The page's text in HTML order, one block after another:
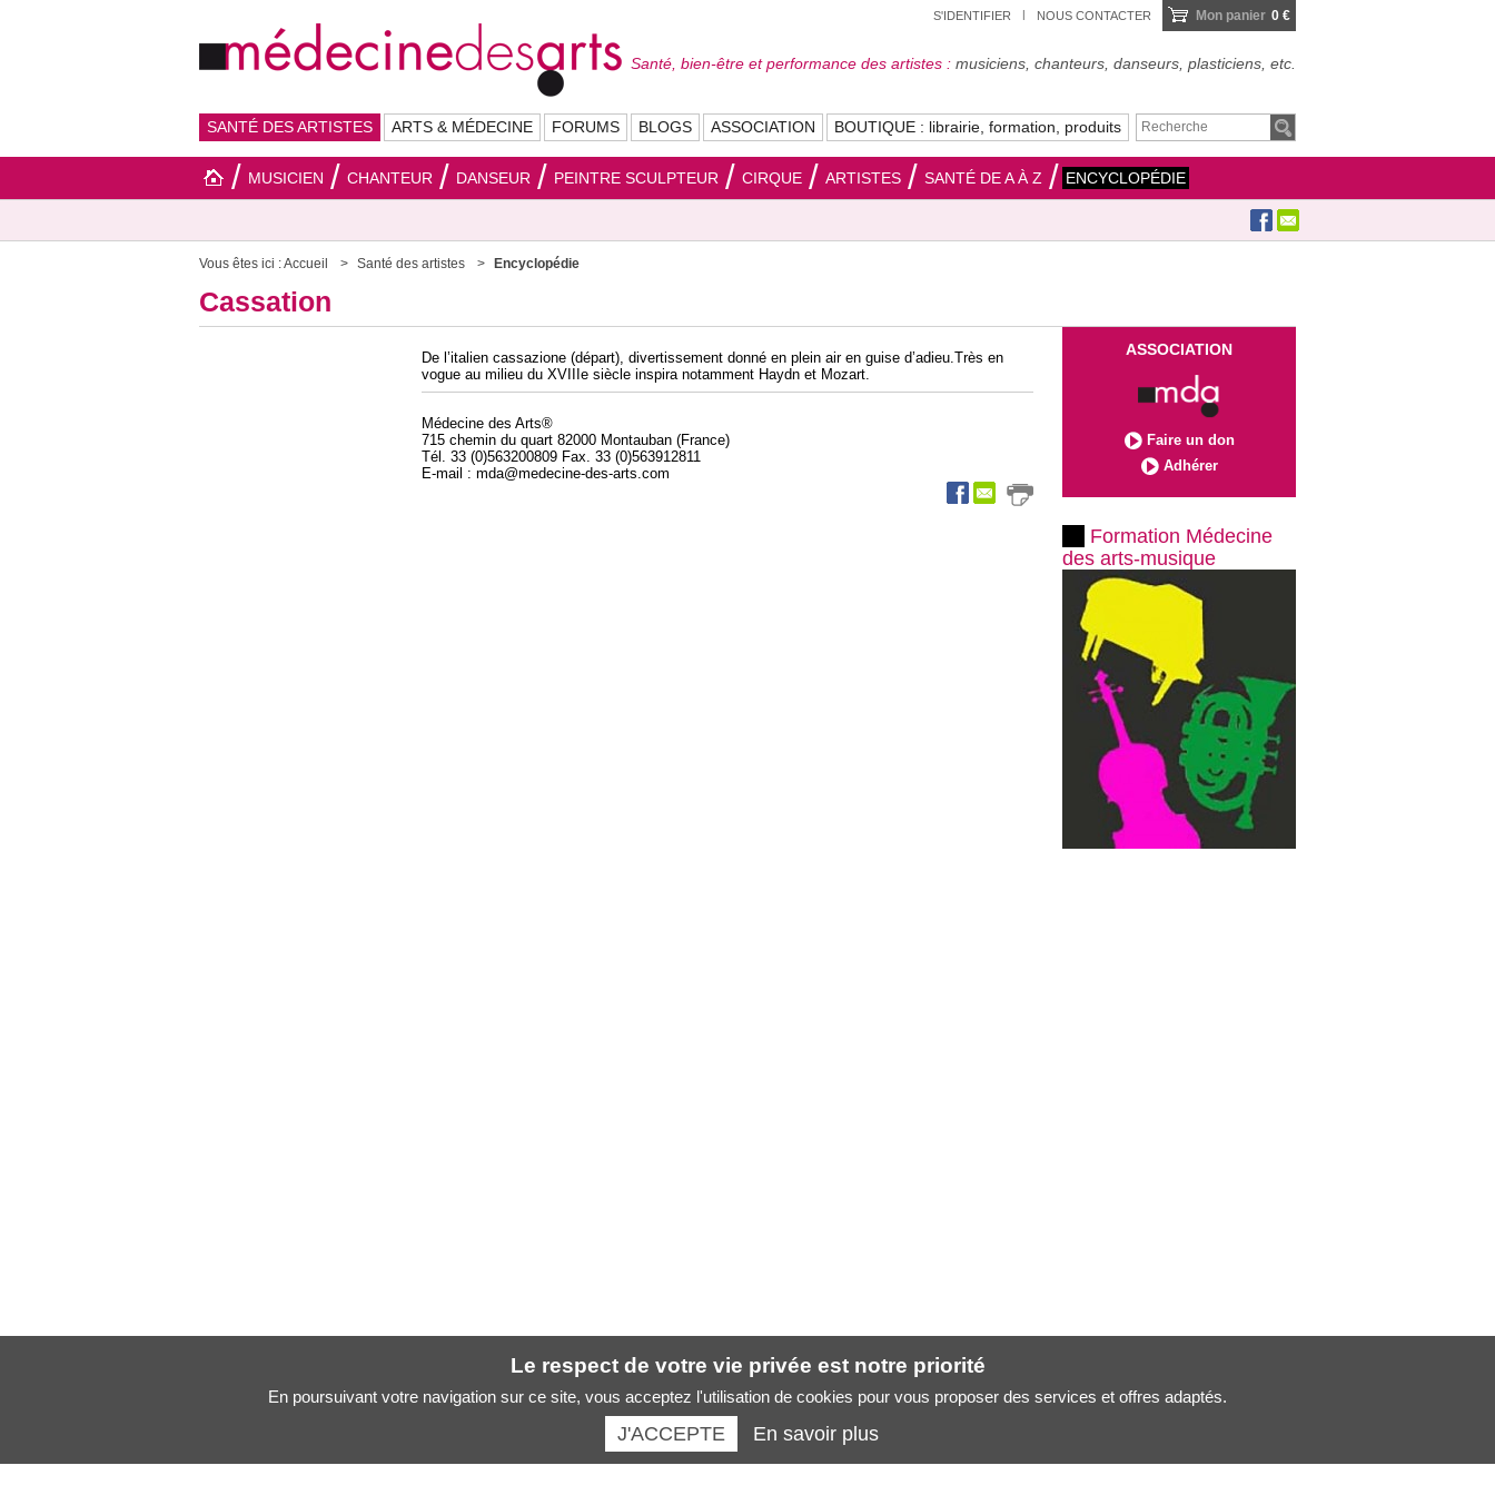
S'IDENTIFIER NOUS CONTACTER Mon panier 0 €
Santé, bien-être et performance des artistes : musiciens, chanteurs, danseurs, plasticiens, etc.
SANTÉ DES ARTISTES ARTS & MÉDECINE FORUMS BLOGS ASSOCIATION BOUTIQUE : librairie, formation, produits
MUSICIEN CHANTEUR DANSEUR PEINTRE SCULPTEUR CIRQUE ARTISTES SANTÉ DE A À Z ENCYCLOPÉDIE
Vous êtes ici :Accueil Santé des artistes Encyclopédie
Cassation
De l’italien cassazione (départ), divertissement donné en plein air en guise d’adieu.Très en
vogue au milieu du XVIIIe siècle inspira notamment Haydn et Mozart.
Médecine des Arts®
715 chemin du quart 82000 Montauban (France)
Tél. 33 (0)563200809 Fax. 33 (0)563912811
E-mail : mda@medecine-des-arts.com
ASSOCIATION
Faire un don
Adhérer
Formation Médecine
des arts-musique
Le respect de votre vie privée est notre priorité
En poursuivant votre navigation sur ce site, vous acceptez l'utilisation de cookies pour vous proposer des services et offres adaptés.
J'ACCEPTE En savoir plus